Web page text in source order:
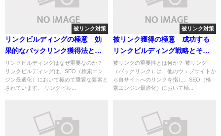
被リンク対策
リンクビルディングの極意 効
果的なバックリンク獲得法と成
功測定の全貌
リンクビルディングはなぜ重要なのか？
リンクビルディングは、SEO（検索エン
ジン最適化）において極めて重要な要素と
されています。 リンクビル...
被リンク対策
被リンク獲得の極意 成功する
リンクビルディング戦略とその
実践法
被リンクの重要性とは何か？ 被リンク
（バックリンク）は、他のウェブサイトか
ら自サイトへのリンクを指し、SEO（検
索エンジン最適化）において極...